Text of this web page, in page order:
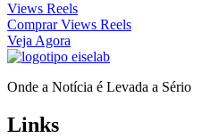
Views Reels
Comprar Views Reels
Veja Agora
Onde a Notícia é Levada a Sério
Links